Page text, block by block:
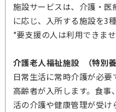
施設サービスは、介護・
に応じ、入所する施設を3
*要支援の人は利用できませ
介護老人福祉施設 （特別養
日常生活に常時介護が必
高齢者が入所します。食
活の介護や健康管理が受け